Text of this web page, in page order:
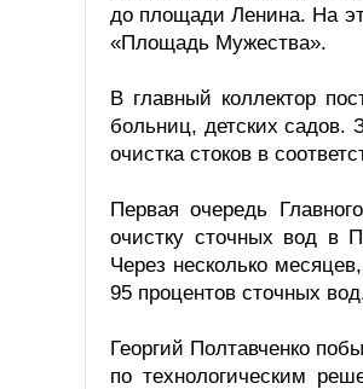
до площади Ленина. На
«Площадь Мужества».
В главный коллектор
больниц, детских садов.
очистка стоков в
Первая очередь
очистку сточных вод в
Через несколько
95 процентов сточных
Георгий Полтавченко
по технологическим